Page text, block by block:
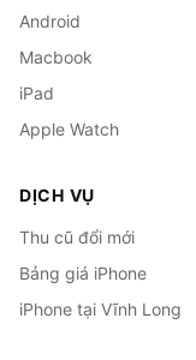
Android
Macbook
iPad
Apple Watch
DỊCH VỤ
Thu cũ đổi mới
Bảng giá iPhone
iPhone tại Vĩnh Long